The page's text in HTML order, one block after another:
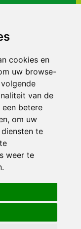
cookies en
uw browse-
van de
een betere
, om uw
te
weer te
.
|RSIN en Anbi